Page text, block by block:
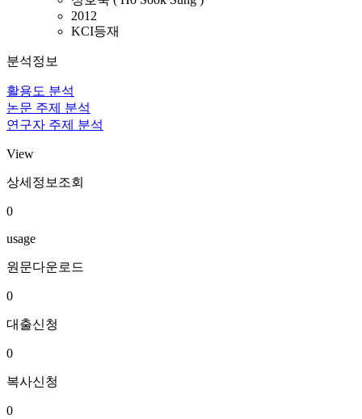
2012
KCI등재
분석정보
활용도 분석
논문 주제 분석
연구자 주제 분석
View
상세정보조회
0
usage
원문다운로드
0
대출신청
0
복사신청
0